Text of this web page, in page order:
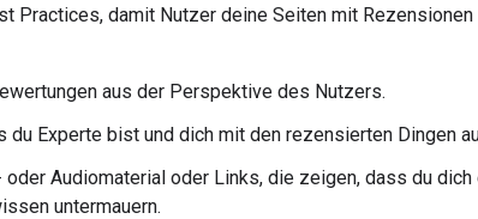
Practices, damit Nutzer deine Seiten mit
aus der Perspektive des Nutzers.
du Experte bist und dich mit den rezensierten Dingen
oder Audiomaterial oder Links, die zeigen, dass du
untermauern.